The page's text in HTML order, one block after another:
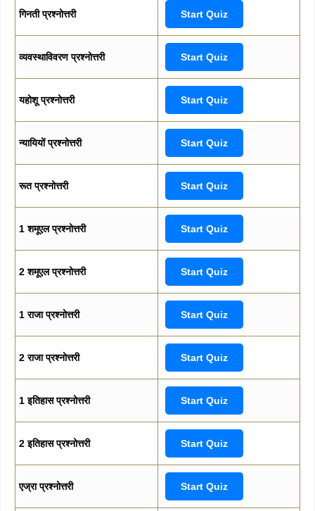
गिनती प्रश्नोत्तरी Start Quiz
व्यवस्थाविवरण प्रश्नोत्तरी Start Quiz
यहोशू प्रश्नोत्तरी Start Quiz
न्यायियों प्रश्नोत्तरी Start Quiz
रूत प्रश्नोत्तरी Start Quiz
1 शमूएल प्रश्नोत्तरी Start Quiz
2 शमूएल प्रश्नोत्तरी Start Quiz
1 राजा प्रश्नोत्तरी Start Quiz
2 राजा प्रश्नोत्तरी Start Quiz
1 इतिहास प्रश्नोत्तरी Start Quiz
2 इतिहास प्रश्नोत्तरी Start Quiz
एज्रा प्रश्नोत्तरी Start Quiz